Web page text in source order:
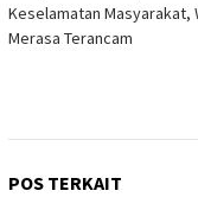
Keselamatan Masyarakat,
Merasa Terancam
POS TERKAIT